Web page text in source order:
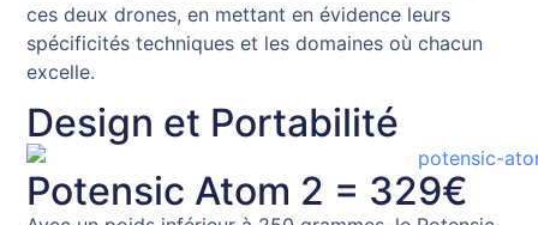
ces deux drones, en mettant en évidence leurs
spécificités techniques et les domaines où chacun
excelle.
Design et Portabilité
Potensic Atom 2 = 329€